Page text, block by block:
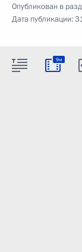
Опубликован в
Дата публикации:
9м